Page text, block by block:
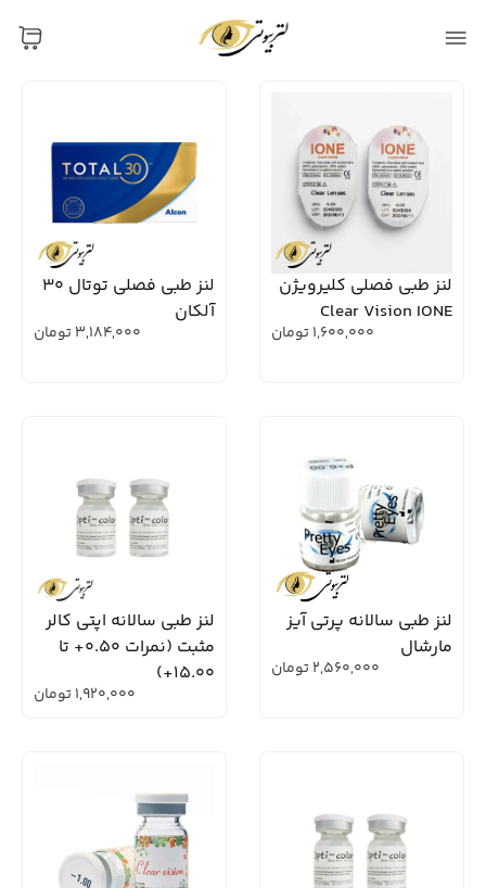
لنز طبی فصلی کلیرویژن
Clear Vision IONE
1,600,000تومان
لنز طبی فصلی توتال 30
آلکان
3,184,000تومان
لنز طبی سالانه پرتی آیز
مارشال
2,560,000تومان
لنز طبی سالانه اپتی کالر
مثبت (نمرات 0.50+ تا
15.00+)
1,920,000تومان